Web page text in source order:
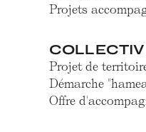
Projets
Projet de
Démarche
Offre